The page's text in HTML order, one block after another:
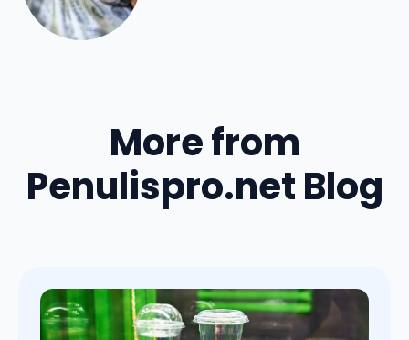
More from
Penulispro.net Blog